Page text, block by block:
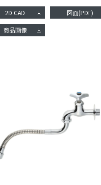
2D CAD 図面(PDF)
商品画像